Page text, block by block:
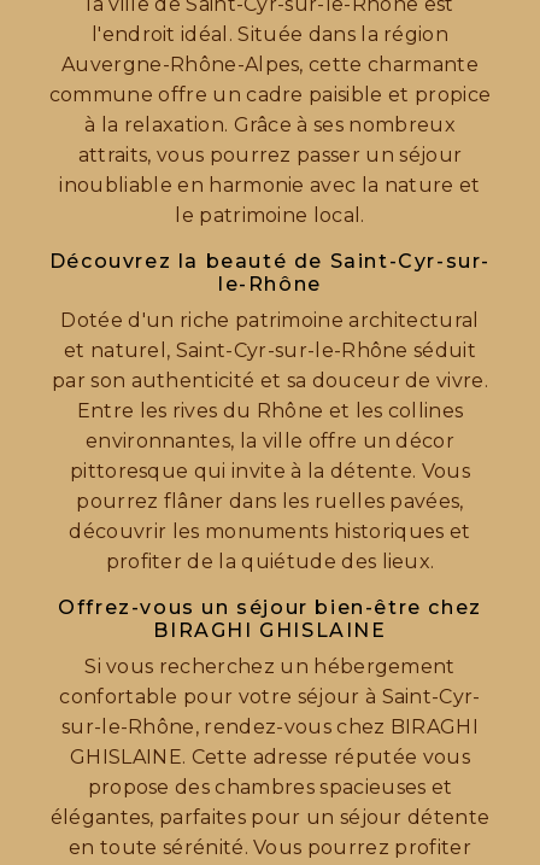
l'endroit idéal. Située dans la région
Auvergne-Rhône-Alpes, cette charmante
commune offre un cadre paisible et propice
à la relaxation. Grâce à ses nombreux
attraits, vous pourrez passer un séjour
inoubliable en harmonie avec la nature et
le patrimoine local.
Découvrez la beauté de Saint-Cyr-sur-
le-Rhône
Dotée d'un riche patrimoine architectural
et naturel, Saint-Cyr-sur-le-Rhône séduit
par son authenticité et sa douceur de vivre.
Entre les rives du Rhône et les collines
environnantes, la ville offre un décor
pittoresque qui invite à la détente. Vous
pourrez flâner dans les ruelles pavées,
découvrir les monuments historiques et
profiter de la quiétude des lieux.
Offrez-vous un séjour bien-être chez
BIRAGHI GHISLAINE
Si vous recherchez un hébergement
confortable pour votre séjour à Saint-Cyr-
sur-le-Rhône, rendez-vous chez BIRAGHI
GHISLAINE. Cette adresse réputée vous
propose des chambres spacieuses et
élégantes, parfaites pour un séjour détente
en toute sérénité. Vous pourrez profiter